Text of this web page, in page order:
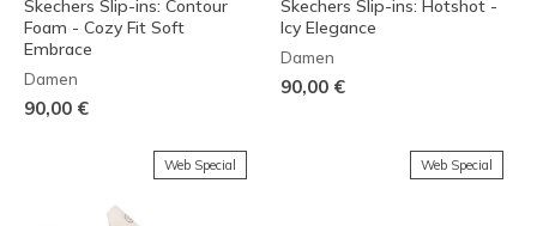
Skechers Slip-ins: Contour
Foam - Cozy Fit Soft
Embrace
Damen
90,00 €
Skechers Slip-ins: Hotshot -
Icy Elegance
Damen
90,00 €
Web Special Web Special